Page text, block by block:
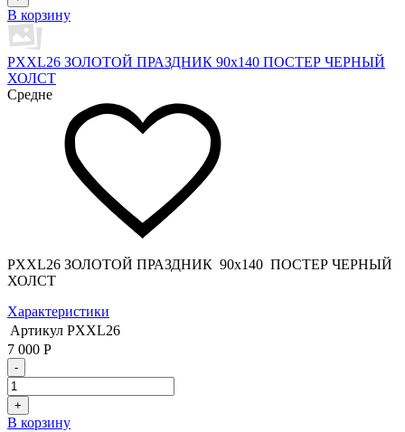
В корзину
PXXL26 ЗОЛОТОЙ ПРАЗДНИК 90x140 ПОСТЕР ЧЕРНЫЙ
ХОЛСТ
Средне
PXXL26 ЗОЛОТОЙ ПРАЗДНИК 90x140 ПОСТЕР ЧЕРНЫЙ
ХОЛСТ
Характеристики
Артикул PXXL26
7 000 Р
-
+
В корзину